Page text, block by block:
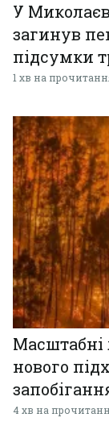
У
загинув
підсумки
1 хв на
Масштабні
нового
4 хв на